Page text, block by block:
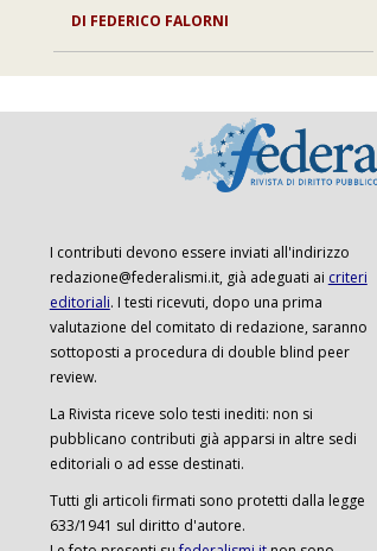
DI FEDERICO FALORNI
I contributi devono essere inviati all'indirizzo
redazione@federalismi.it, già adeguati ai criteri
editoriali. I testi ricevuti, dopo una prima
valutazione del comitato di redazione, saranno
sottoposti a procedura di double blind peer
review.
La Rivista riceve solo testi inediti: non si
pubblicano contributi già apparsi in altre sedi
editoriali o ad esse destinati.
Tutti gli articoli firmati sono protetti dalla legge
633/1941 sul diritto d'autore.